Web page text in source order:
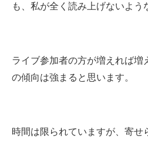
も、私が全く読み上げないよう
ライブ参加者の方が増えれば増
の傾向は強まると思います。
時間は限られていますが、寄せ